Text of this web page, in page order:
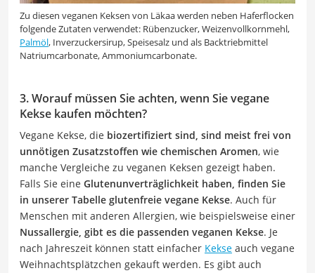
Zu diesen veganen Keksen von Läkaa werden neben Haferflocken
folgende Zutaten verwendet: Rübenzucker, Weizenvollkornmehl,
Palmöl, Inverzuckersirup, Speisesalz und als Backtriebmittel
Natriumcarbonate, Ammoniumcarbonate.
3. Worauf müssen Sie achten, wenn Sie vegane
Kekse kaufen möchten?
Vegane Kekse, die biozertifiziert sind, sind meist frei von
unnötigen Zusatzstoffen wie chemischen Aromen, wie
manche Vergleiche zu veganen Keksen gezeigt haben.
Falls Sie eine Glutenunverträglichkeit haben, finden Sie
in unserer Tabelle glutenfreie vegane Kekse. Auch für
Menschen mit anderen Allergien, wie beispielsweise einer
Nussallergie, gibt es die passenden veganen Kekse. Je
nach Jahreszeit können statt einfacher Kekse auch vegane
Weihnachtsplätzchen gekauft werden. Es gibt auch